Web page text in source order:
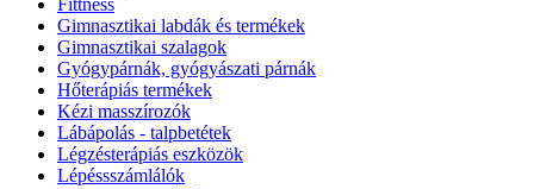
Fittness
Gimnasztikai labdák és termékek
Gimnasztikai szalagok
Gyógypárnák, gyógyászati párnák
Hőterápiás termékek
Kézi masszírozók
Lábápolás - talpbetétek
Légzésterápiás eszközök
Lépéssszámlálók